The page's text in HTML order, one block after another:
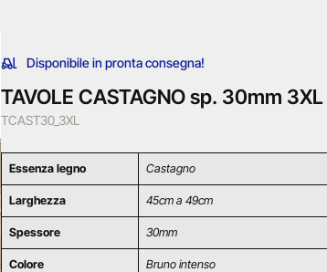
Disponibile in pronta consegna!
TAVOLE CASTAGNO sp. 30mm 3XL
TCAST30_3XL
Essenza legno Castagno
Larghezza 45cm a 49cm
Spessore 30mm
Colore Bruno intenso